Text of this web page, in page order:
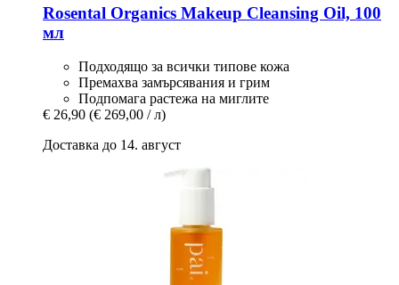
Rosental Organics Makeup Cleansing Oil, 100
мл
Подходящо за всички типове кожа
Премахва замърсявания и грим
Подпомага растежа на миглите
€ 26,90 (€ 269,00 / л)
Доставка до 14. август